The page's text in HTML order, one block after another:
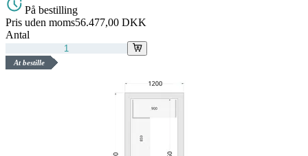
På bestilling
Pris uden moms56.477,00 DKK
Antal
At bestille